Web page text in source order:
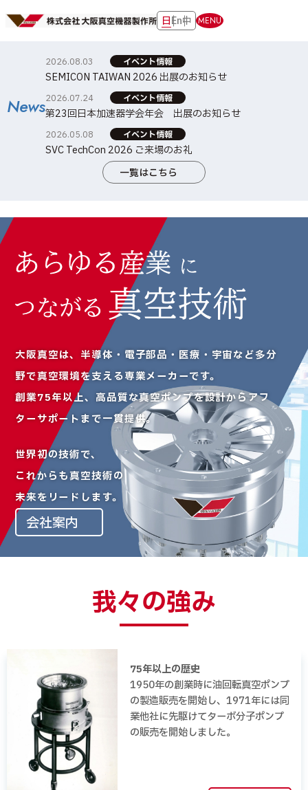
日En中 MENU
News
2026.08.03 イベント情報
SEMICON TAIWAN 2026 出展のお知らせ
2026.07.24 イベント情報
第23回日本加速器学会年会 出展のお知らせ
2026.05.08 イベント情報
SVC TechCon 2026 ご来場のお礼
一覧はこちら
大阪真空は、半導体・電子部品・医療・宇宙など多分
野で真空環境を支える専業メーカーです。
創業75年以上、高品質な真空ポンプを設計からアフ
ターサポートまで一貫提供。
世界初の技術で、
これからも真空技術の
未来をリードします。
会社案内
我々の強み
75年以上の歴史
1950年の創業時に油回転真空ポンプ
の製造販売を開始し、1971年には同
業他社に先駆けてターボ分子ポンプ
の販売を開始しました。